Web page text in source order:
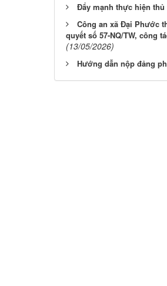
Đẩy mạnh thực hiện
Công an xã Đại Phước
quyết số 57-NQ/TW, công
(13/05/2026)
Hướng dẫn nộp đảng